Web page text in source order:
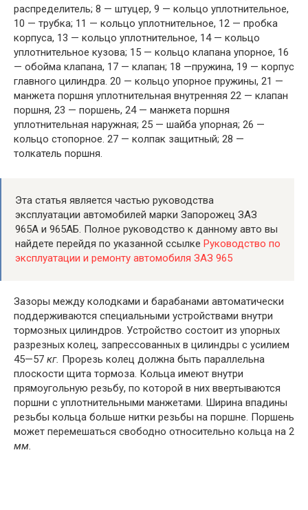
распределитель; 8 — штуцер, 9 — кольцо уплотнительное,
10 — трубка; 11 — кольцо уплотнительное, 12 — пробка
корпуса, 13 — кольцо уплот­нительное, 14 — кольцо
уплотнительное кузова; 15 — кольцо клапана упорное, 16
— обойма клапана, 17 — клапан; 18 —пружина, 19 — корпус
главного цилиндра. 20 — кольцо упорное пружины, 21 —
манжета поршня уплотнительная внутренняя 22 — кла­пан
поршня, 23 — поршень, 24 — манжета поршня
уплотнительная наружная; 25 — шайба упорная; 26 —
кольцо стопорное. 27 — колпак защитный; 28 —
толкатель поршня.
Эта статья является частью руководства
эксплуатации автомобилей марки Запорожец ЗАЗ
965А и 965АБ. Полное руководство к данному авто вы
найдете перейдя по указанной ссылке Руководство по
эксплуатации и ремонту автомобиля ЗАЗ 965
Зазоры между колодками и барабанами автоматически
поддер­живаются специальными устройствами внутри
тормозных цилинд­ров. Устройство состоит из упорных
разрезных колец, запрессованных в цилиндры с усилием
45—57 кг. Прорезь колец должна быть параллельна
плоскости щита тормоза. Кольца имеют внутри
прямоугольную резьбу, по которой в них ввертываются
поршни с уплотнительными манжетами. Ширина впадины
резьбы кольца больше нитки резьбы на поршне. Поршень
может переме­шаться свободно относительно кольца на 2
мм